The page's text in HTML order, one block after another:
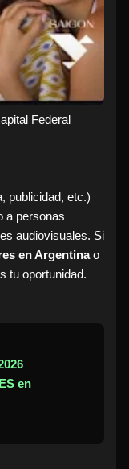
Federal
publicidad, etc.)
a personas
audiovisuales. Si
en Argentinao
tu oportunidad.
en